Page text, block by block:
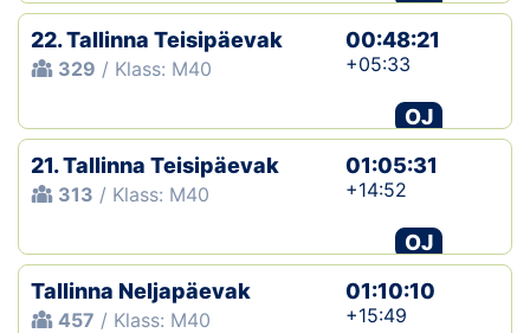
22. Tallinna Teisipäevak
329 / Klass: M40
00:48:21
+05:33
OJ
21. Tallinna Teisipäevak
313 / Klass: M40
01:05:31
+14:52
OJ
Tallinna Neljapäevak
457 / Klass: M40
01:10:10
+15:49